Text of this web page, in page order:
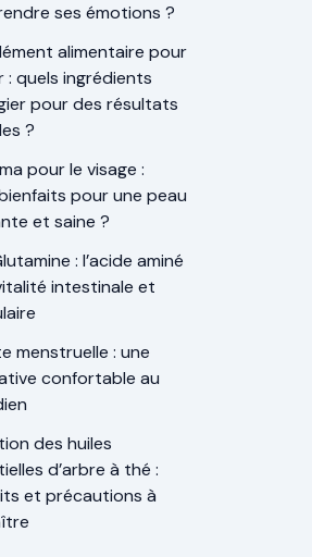
ses émotions ?
alimentaire pour
: quels ingrédients
pour des résultats
?
pour le visage :
pour une peau
et saine ?
: l’acide aminé
intestinale et
menstruelle : une
confortable au
des huiles
d’arbre à thé :
et précautions à